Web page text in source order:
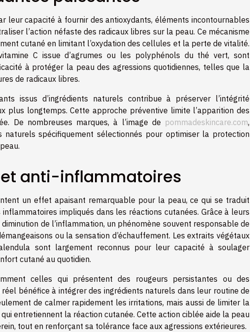
leur capacité à fournir des antioxydants, éléments incontournables
l’action néfaste des radicaux libres sur la peau. Ce mécanisme
cutané en limitant l’oxydation des cellules et la perte de vitalité.
C issue d’agrumes ou les polyphénols du thé vert, sont
à protéger la peau des agressions quotidiennes, telles que la
de radicaux libres.
issus d’ingrédients naturels contribue à préserver l’intégrité
plus longtemps. Cette approche préventive limite l’apparition des
De nombreuses marques, à l’image de pommadeskincare.com,
spécifiquement sélectionnés pour optimiser la protection
anti-inflammatoires
un effet apaisant remarquable pour la peau, ce qui se traduit
impliqués dans les réactions cutanées. Grâce à leurs
de l’inflammation, un phénomène souvent responsable de
ou la sensation d’échauffement. Les extraits végétaux
sont largement reconnus pour leur capacité à soulager
cutané au quotidien.
celles qui présentent des rougeurs persistantes ou des
bénéfice à intégrer des ingrédients naturels dans leur routine de
de calmer rapidement les irritations, mais aussi de limiter la
entretiennent la réaction cutanée. Cette action ciblée aide la peau
tout en renforçant sa tolérance face aux agressions extérieures.